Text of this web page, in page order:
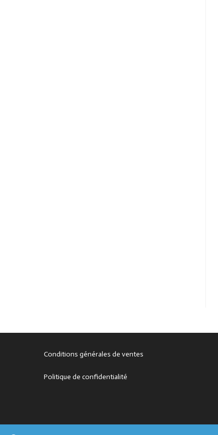
Conditions générales de ventes
Politique de confidentialité